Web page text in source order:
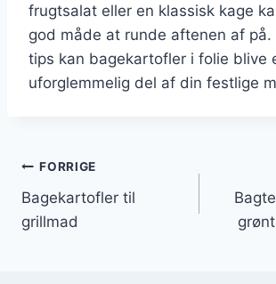
frugtsalat eller en klassisk kage
god måde at runde aftenen af på.
tips kan bagekartofler i folie blive
uforglemmelig del af din festlige
Indlægsnavigation
FORRIGE
Bagekartofler til
grillmad